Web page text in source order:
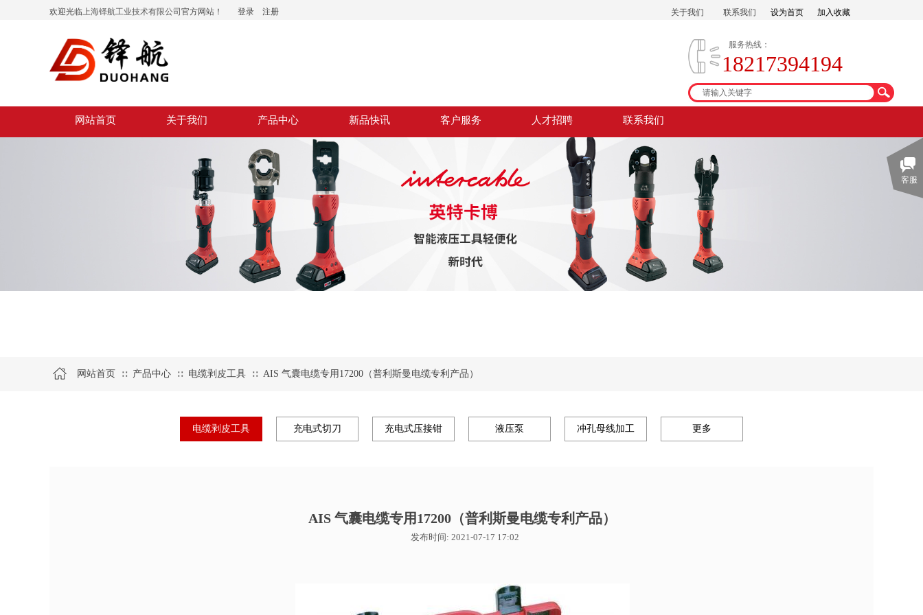
欢迎光临上海铎航工业技术有限公司 官方网站！ 设为首页 加入收藏
登录 注册 联系我们
关于我们
服务热线：
18217394194
网站首页 关于我们 产品中心 新品快讯 客户服务 人才招聘 联系我们
网站首页 ∷ 产品中心 ∷ 电缆剥皮工具 ∷ AIS 气囊电缆专用17200（普利斯曼电缆专利产品）
电缆剥皮工具 充电式切刀 充电式压接钳 液压泵 冲孔母线加工 更多
AIS 气囊电缆专用17200（普利斯曼电缆专利产品）
发布时间: 2021-07-17 17:02
客服